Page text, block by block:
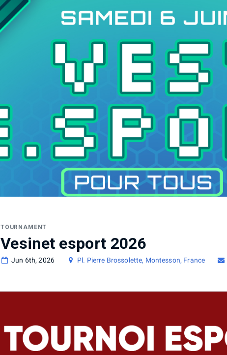
TOURNAMENT
Vesinet esport 2026
Jun 6th, 2026 Pl. Pierre Brossolette, Montesson, France